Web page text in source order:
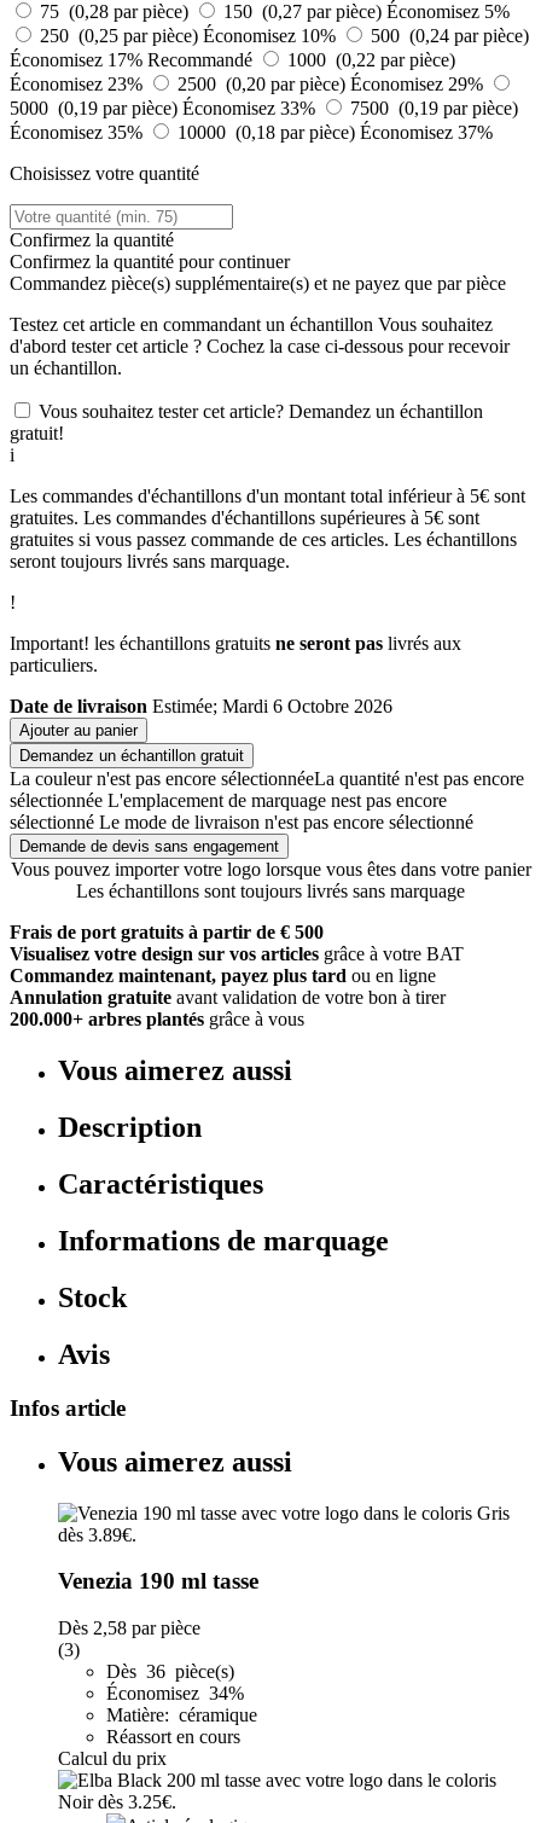
75 (0,28 par pièce)
150 (0,27 par pièce) Économisez 5%
250 (0,25 par pièce) Économisez 10%
500 (0,24 par pièce)
Économisez 17% Recommandé
1000 (0,22 par pièce)
Économisez 23%
2500 (0,20 par pièce) Économisez 29%
5000 (0,19 par pièce) Économisez 33%
7500 (0,19 par pièce)
Économisez 35%
10000 (0,18 par pièce) Économisez 37%
Choisissez votre quantité
Confirmez la quantité
Confirmez la quantité pour continuer
Commandez pièce(s) supplémentaire(s) et ne payez que par pièce
Testez cet article en commandant un échantillon Vous souhaitez
d'abord tester cet article ? Cochez la case ci-dessous pour recevoir
un échantillon.
Vous souhaitez tester cet article? Demandez un échantillon
gratuit!
i
Les commandes d'échantillons d'un montant total inférieur à 5€ sont
gratuites. Les commandes d'échantillons supérieures à 5€ sont
gratuites si vous passez commande de ces articles. Les échantillons
seront toujours livrés sans marquage.
!
Important! les échantillons gratuits ne seront pas livrés aux
particuliers.
Date de livraison Estimée; Mardi 6 Octobre 2026
Ajouter au panier
Demandez un échantillon gratuit
La couleur n'est pas encore sélectionnéeLa quantité n'est pas encore
sélectionnée L'emplacement de marquage nest pas encore
sélectionné Le mode de livraison n'est pas encore sélectionné
Demande de devis sans engagement
Vous pouvez importer votre logo lorsque vous êtes dans votre panier
Les échantillons sont toujours livrés sans marquage
Frais de port gratuits à partir de € 500
Visualisez votre design sur vos articles grâce à votre BAT
Commandez maintenant, payez plus tard ou en ligne
Annulation gratuite avant validation de votre bon à tirer
200.000+ arbres plantés grâce à vous
Vous aimerez aussi
Description
Caractéristiques
Informations de marquage
Stock
Avis
Infos article
Vous aimerez aussi
Venezia 190 ml tasse
Dès 2,58 par pièce
(3)
Dès 36 pièce(s)
Économisez 34%
Matière: céramique
Réassort en cours
Calcul du prix